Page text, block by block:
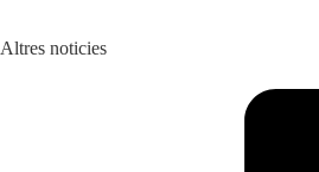
Altres noticies